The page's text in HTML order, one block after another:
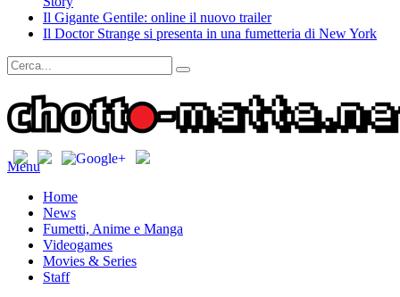
Il Gigante Gentile: online il nuovo trailer
Il Doctor Strange si presenta in una fumetteria di New York
Menu
Home
News
Fumetti, Anime e Manga
Videogames
Movies & Series
Staff